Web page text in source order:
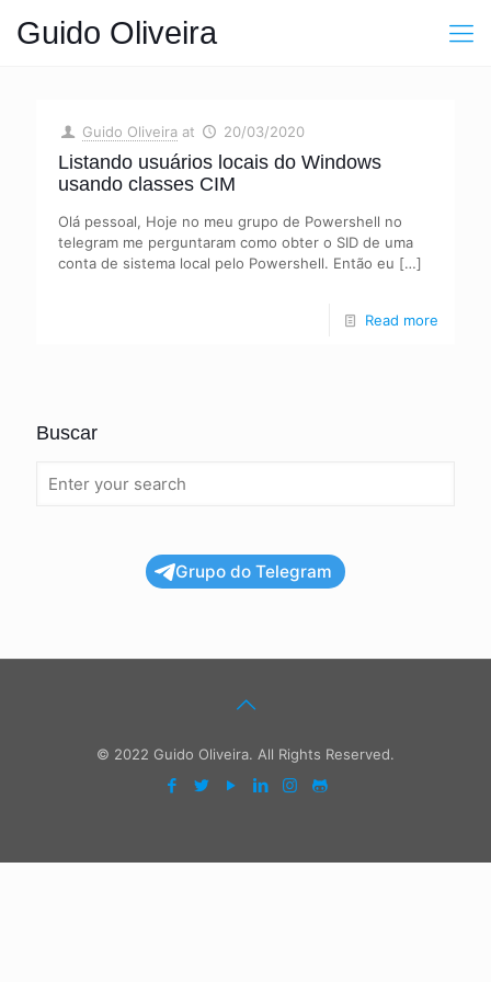
Guido Oliveira
Guido Oliveira at 20/03/2020
Listando usuários locais do Windows
usando classes CIM
Olá pessoal, Hoje no meu grupo de Powershell no
telegram me perguntaram como obter o SID de uma
conta de sistema local pelo Powershell. Então eu […]
Read more
Buscar
Grupo do Telegram
© 2022 Guido Oliveira. All Rights Reserved.